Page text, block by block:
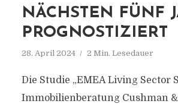
NÄCHSTEN FÜNF
PROGNOSTIZIERT
28. April 2024 2 Min. Lesedauer
Die Studie „EMEA Living Sector
Immobilienberatung Cushman